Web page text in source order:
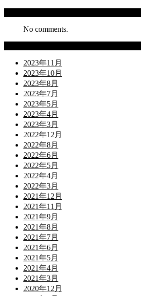
No comments.
2023年11月
2023年10月
2023年8月
2023年7月
2023年5月
2023年4月
2023年3月
2022年12月
2022年8月
2022年6月
2022年5月
2022年4月
2022年3月
2021年12月
2021年11月
2021年9月
2021年8月
2021年7月
2021年6月
2021年5月
2021年4月
2021年3月
2020年12月